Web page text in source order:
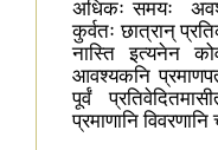
अधिकः समयः
कुर्वतः छात्रान्
नास्ति इत्यनेन
आवश्यकनि
पूर्वं
प्रमाणानि